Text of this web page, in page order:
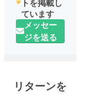
ています
メッセー
ジを送る
リターンを